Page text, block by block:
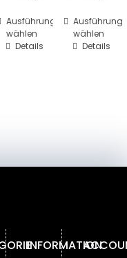
Ausführung
wählen
Dieses
Produkt
weist
auf
werden
Details
Ausführung
wählen
Dieses
Produkt
weist
auf
Details
INFORMATION